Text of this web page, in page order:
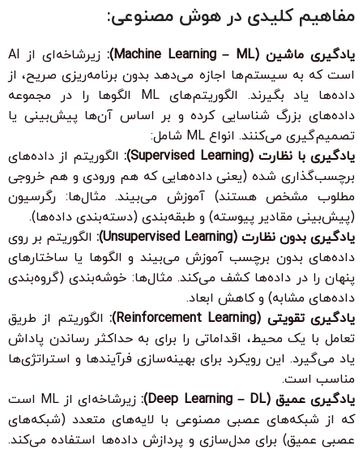
مفاهیم کلیدی در هوش مصنوعی:
یادگیری ماشین (Machine Learning – ML):
زیرشاخه‌ای از AI
است که به سیستم‌ها اجازه می‌دهد بدون برنامه‌ریزی صریح، از
داده‌ها یاد بگیرند. الگوریتم‌های ML الگوها را در مجموعه
داده‌های بزرگ شناسایی کرده و بر اساس آن‌ها پیش‌بینی یا
تصمیم‌گیری می‌کنند. انواع ML شامل:
یادگیری با نظارت (Supervised Learning):
الگوریتم از داده‌های
برچسب‌گذاری شده (یعنی داده‌هایی که هم ورودی و هم خروجی
مطلوب مشخص هستند) آموزش می‌بیند. مثال‌ها: رگرسیون
(پیش‌بینی مقادیر پیوسته) و طبقه‌بندی (دسته‌بندی داده‌ها).
یادگیری بدون نظارت (Unsupervised Learning):
الگوریتم بر روی
داده‌های بدون برچسب آموزش می‌بیند و الگوها یا ساختارهای
پنهان را در داده‌ها کشف می‌کند. مثال‌ها: خوشه‌بندی (گروه‌بندی
داده‌های مشابه) و کاهش ابعاد.
یادگیری تقویتی (Reinforcement Learning):
الگوریتم از طریق
تعامل با یک محیط، اقداماتی را برای به حداکثر رساندن پاداش
یاد می‌گیرد. این رویکرد برای بهینه‌سازی فرآیندها و استراتژی‌ها
مناسب است.
یادگیری عمیق (Deep Learning – DL):
زیرشاخه‌ای از ML است
که از شبکه‌های عصبی مصنوعی با لایه‌های متعدد (شبکه‌های
عصبی عمیق) برای مدل‌سازی و پردازش داده‌ها استفاده می‌کند.